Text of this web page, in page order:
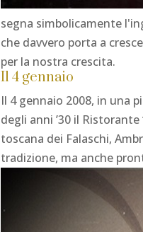
segna simbolicamente
che davvero porta a
per la nostra crescita.
Il 4 gennaio
Il 4 gennaio 2008, in una
degli anni ’30 il
toscana dei Falaschi,
tradizione, ma anche